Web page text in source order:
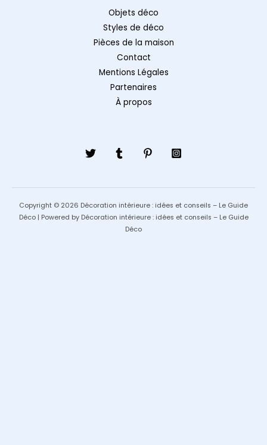
Objets déco
Styles de déco
Pièces de la maison
Contact
Mentions Légales
Partenaires
À propos
Copyright © 2026 Décoration intérieure : idées et conseils – Le Guide
Déco | Powered by Décoration intérieure : idées et conseils – Le Guide
Déco